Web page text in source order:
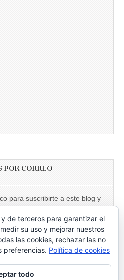
POR CORREO
para suscribirte a este blog y
de terceros para garantizar el
su uso y mejorar nuestros
las cookies, rechazar las no
preferencias. Política de cookies
todo